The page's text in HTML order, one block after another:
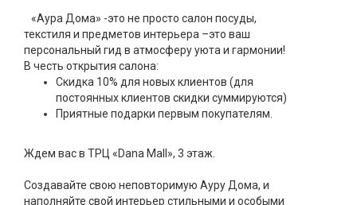
Фарфор
Декор
Бренды
«Аура Дома» -это не просто салон посуды,
текстиля и предметов интерьера –это ваш
персональный гид в атмосферу уюта и гармонии!
В честь открытия салона:
Скидка 10% для новых клиентов (для
постоянных клиентов скидки суммируются)
Приятные подарки первым покупателям.
Ждем вас в ТРЦ «Dana Mall», 3 этаж.
Создавайте свою неповторимую Ауру Дома, и
наполняйте свой интерьер стильными и особыми